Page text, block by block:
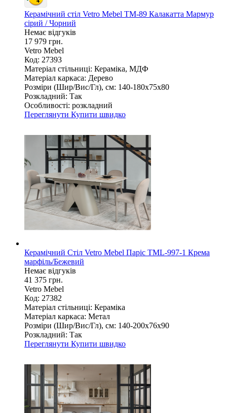
Керамічний стіл Vetro Mebel TM-89 Калакатта Мармур
сірий / Чорний
Немає відгуків
17 979 грн.
Vetro Mebel
Код: 27393
Матеріал стільниці: Кераміка, МДФ
Матеріал каркаса: Дерево
Розміри (Шир/Вис/Гл), см: 140-180х75х80
Розкладний: Так
Особливості: розкладний
Переглянути Купити швидко
Керамічний Стіл Vetro Mebel Паріс TML-997-1 Крема
марфіль/Бежевий
Немає відгуків
41 375 грн.
Vetro Mebel
Код: 27382
Матеріал стільниці: Кераміка
Матеріал каркаса: Метал
Розміри (Шир/Вис/Гл), см: 140-200х76х90
Розкладний: Так
Переглянути Купити швидко